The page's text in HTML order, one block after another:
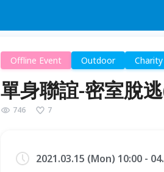
Offline Event Outdoor Charity
單身聯誼-密室脫
746 7
2021.03.15 (Mon) 10:00 -